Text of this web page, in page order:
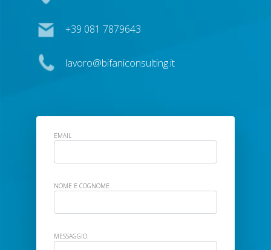
+39 081 7879643
lavoro@bifaniconsulting.it
EMAIL
NOME E COGNOME
MESSAGGIO: